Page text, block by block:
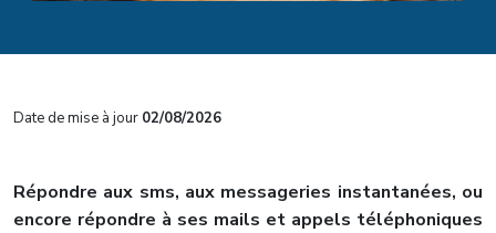
Date de mise à jour 02/08/2026
Répondre aux sms, aux messageries instantanées, ou
encore répondre à ses mails et appels téléphoniques